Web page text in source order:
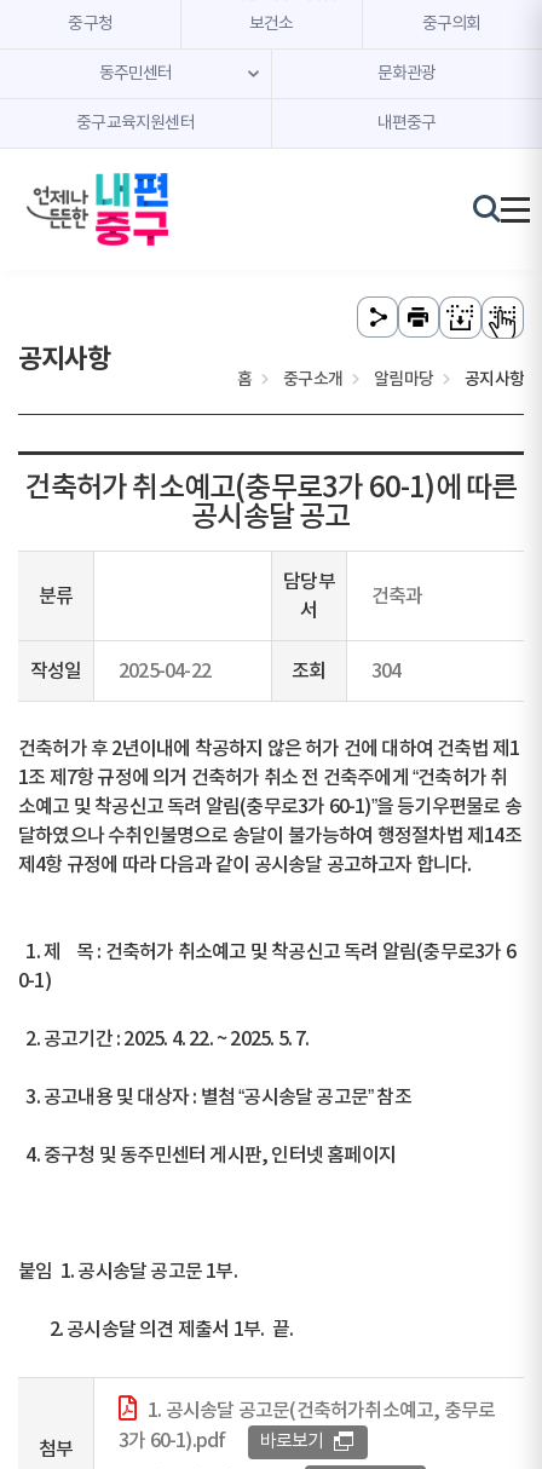
본문 내용 바로가기
주메뉴 바로가기
중구청 보건소 중구의회
동주민센터 문화관광
중구교육지원센터 내편중구
공지사항
홈 중구소개 알림마당 공지사항
건축허가 취소예고(충무로3가 60-1)에 따른
공시송달 공고
분류
담당부
서
건축과
작성일 2025-04-22 조회 304
건축허가 후 2년이내에 착공하지 않은 허가 건에 대하여 건축법 제1
1조 제7항 규정에 의거 건축허가 취소 전 건축주에게 “건축허가 취
소예고 및 착공신고 독려 알림(충무로3가 60-1)”을 등기우편물로 송
달하였으나 수취인불명으로 송달이 불가능하여 행정절차법 제14조
제4항 규정에 따라 다음과 같이 공시송달 공고하고자 합니다.
1. 제 목 : 건축허가 취소예고 및 착공신고 독려 알림(충무로3가 6
0-1)
2. 공고기간 : 2025. 4. 22. ~ 2025. 5. 7.
3. 공고내용 및 대상자 : 별첨 “공시송달 공고문” 참조
4. 중구청 및 동주민센터 게시판, 인터넷 홈페이지
붙임 1. 공시송달 공고문 1부.
2. 공시송달 의견 제출서 1부. 끝.
첨부
1. 공시송달 공고문(건축허가취소예고, 충무로
3가 60-1).pdf
바로보기